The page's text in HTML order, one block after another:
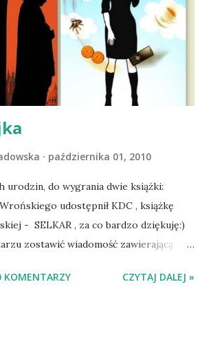
że wyjazd odwołaliśmy,
i od nowa zaczęliśmy oswajać z nami i
zdezorientowanego chorobą psa. Udało
zdrowotne i wówczas
sobą wzajemnie już na 100%.
października 01, 2010
urodzin, do wygrania dwie książki:
udostępnił KDC , książkę
- SELKAR , za co bardzo dziękuję:)
zostawić wiadomość zawierającą
się w niedzielę o 8:00. Zapraszam
KOMENTARZY CZYTAJ DALEJ »